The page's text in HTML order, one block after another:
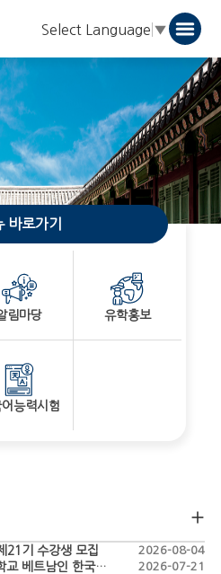
Select Language ▼
바로가기
림마당 유학홍보
능력시험
21기 수강생 모집 2026-08-04
2026-2027학년도 초중고등학교 베트남인 한국어 교원 모집 공고 - TUYỂN DỤNG GIÁO VIÊN TIẾNG HÀN BẬC TIỂU HỌC, THCS, THPT NĂM HỌC 2026-2027 2026-07-21